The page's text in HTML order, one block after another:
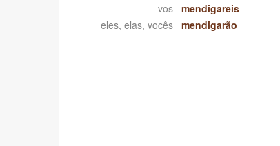
vos
mendigareis
eles, elas, vocês
mendigarão